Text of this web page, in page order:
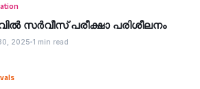
സര്‍വീസ് പരീക്ഷാ പരിശീലനം
2025 1 min read